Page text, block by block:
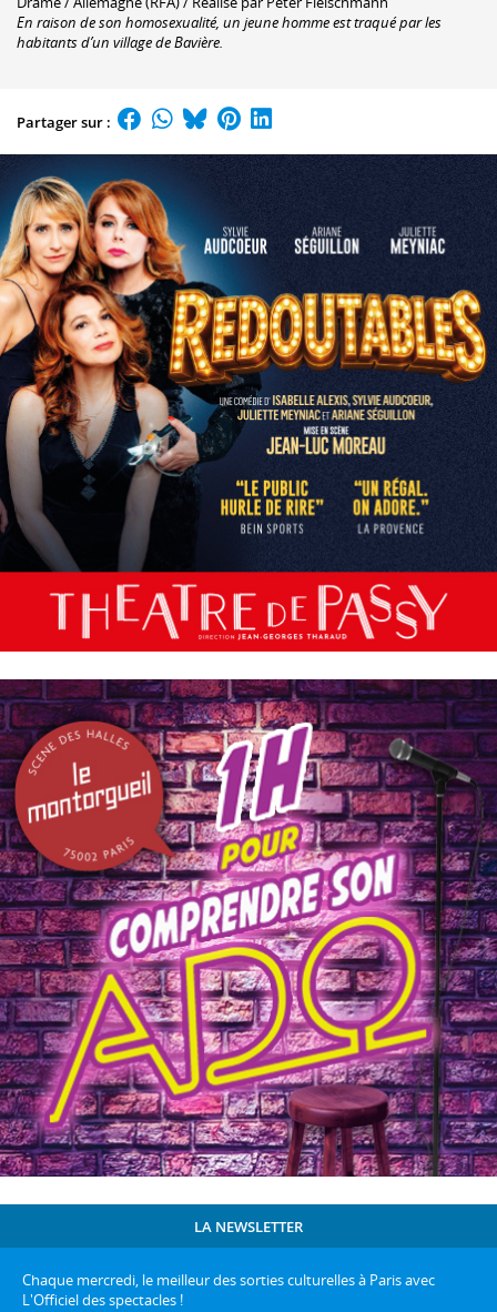
En raison de son homosexualité, un jeune homme est traqué par les
habitants d’un village de Bavière.
Partager sur :
LA NEWSLETTER
Chaque mercredi, le meilleur des sorties culturelles à Paris avec
L'Officiel des spectacles !